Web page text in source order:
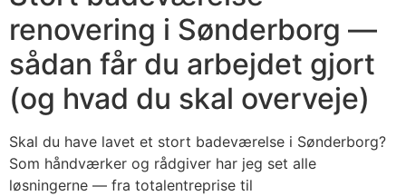
renovering i Sønderborg —
sådan får du arbejdet gjort
(og hvad du skal overveje)
Skal du have lavet et stort badeværelse i Sønderborg?
Som håndværker og rådgiver har jeg set alle
løsningerne — fra totalentreprise til